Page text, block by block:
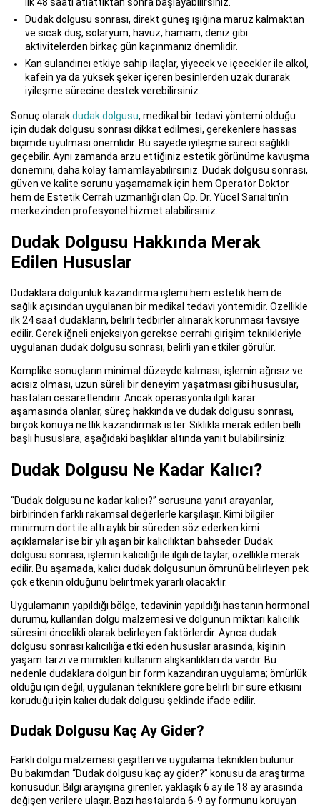
Dudak dolgusu sonrası, direkt güneş ışığına maruz kalmaktan
ve sıcak duş, solaryum, havuz, hamam, deniz gibi
aktivitelerden birkaç gün kaçınmanız önemlidir.
Kan sulandırıcı etkiye sahip ilaçlar, yiyecek ve içecekler ile alkol,
kafein ya da yüksek şeker içeren besinlerden uzak durarak
iyileşme sürecine destek verebilirsiniz.
Sonuç olarakdudak dolgusu, medikal bir tedavi yöntemi olduğu
için dudak dolgusu sonrası dikkat edilmesi, gerekenlere hassas
biçimde uyulması önemlidir. Bu sayede iyileşme süreci sağlıklı
geçebilir. Aynı zamanda arzu ettiğiniz estetik görünüme kavuşma
dönemini, daha kolay tamamlayabilirsiniz. Dudak dolgusu sonrası,
güven ve kalite sorunu yaşamamak için hem Operatör Doktor
hem de Estetik Cerrah uzmanlığı olan Op. Dr. Yücel Sarıaltın’ın
merkezinden profesyonel hizmet alabilirsiniz.
Dudak Dolgusu Hakkında Merak
Edilen Hususlar
Dudaklara dolgunluk kazandırma işlemi hem estetik hem de
sağlık açısından uygulanan bir medikal tedavi yöntemidir. Özellikle
ilk 24 saat dudakların, belirli tedbirler alınarak korunması tavsiye
edilir. Gerek iğneli enjeksiyon gerekse cerrahi girişim teknikleriyle
uygulanan dudak dolgusu sonrası, belirli yan etkiler görülür.
Komplike sonuçların minimal düzeyde kalması, işlemin ağrısız ve
acısız olması, uzun süreli bir deneyim yaşatması gibi hususular,
hastaları cesaretlendirir. Ancak operasyonla ilgili karar
aşamasında olanlar, süreç hakkında ve dudak dolgusu sonrası,
birçok konuya netlik kazandırmak ister. Sıklıkla merak edilen belli
başlı hususlara, aşağıdaki başlıklar altında yanıt bulabilirsiniz:
Dudak Dolgusu Ne Kadar Kalıcı?
“Dudak dolgusu ne kadar kalıcı?” sorusuna yanıt arayanlar,
birbirinden farklı rakamsal değerlerle karşılaşır. Kimi bilgiler
minimum dört ile altı aylık bir süreden söz ederken kimi
açıklamalar ise bir yılı aşan bir kalıcılıktan bahseder. Dudak
dolgusu sonrası, işlemin kalıcılığı ile ilgili detaylar, özellikle merak
edilir. Bu aşamada, kalıcı dudak dolgusunun ömrünü belirleyen pek
çok etkenin olduğunu belirtmek yararlı olacaktır.
Uygulamanın yapıldığı bölge, tedavinin yapıldığı hastanın hormonal
durumu, kullanılan dolgu malzemesi ve dolgunun miktarı kalıcılık
süresini öncelikli olarak belirleyen faktörlerdir. Ayrıca dudak
dolgusu sonrası kalıcılığa etki eden hususlar arasında, kişinin
yaşam tarzı ve mimikleri kullanım alışkanlıkları da vardır. Bu
nedenle dudaklara dolgun bir form kazandıran uygulama; ömürlük
olduğu için değil, uygulanan tekniklere göre belirli bir süre etkisini
koruduğu için kalıcı dudak dolgusu şeklinde ifade edilir.
Dudak Dolgusu Kaç Ay Gider?
Farklı dolgu malzemesi çeşitleri ve uygulama teknikleri bulunur.
Bu bakımdan “Dudak dolgusu kaç ay gider?” konusu da araştırma
konusudur. Bilgi arayışına girenler, yaklaşık 6 ay ile 18 ay arasında
değişen verilere ulaşır. Bazı hastalarda 6-9 ay formunu koruyan